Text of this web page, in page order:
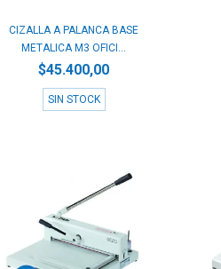
CIZALLA A PALANCA BASE
METALICA M3 OFICI...
$45.400,00
SIN STOCK